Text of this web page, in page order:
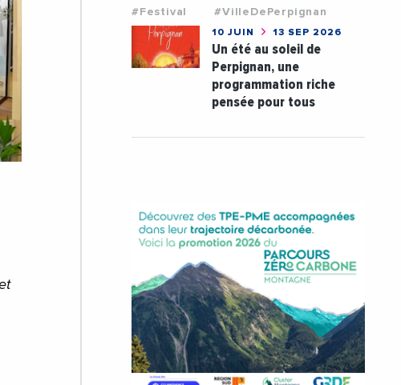
#Festival #VilleDePerpignan
10 JUIN 13 SEP 2026
Un été au soleil de
Perpignan, une
programmation riche
pensée pour tous